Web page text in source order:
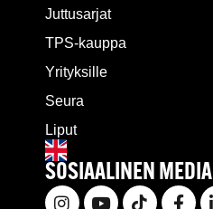
Juttusarjat
TPS-kauppa
Yrityksille
Seura
Liput
SOSIAALINEN MEDIA